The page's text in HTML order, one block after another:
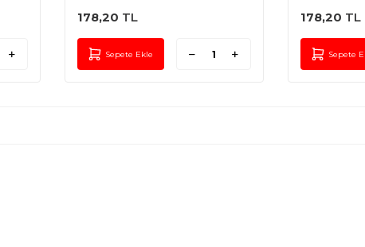
RENK
178,20 TL
Sepete Ekle
RENK
178,20 TL
Sepete